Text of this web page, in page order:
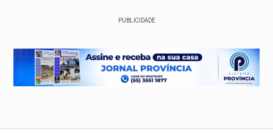
PUBLICIDADE